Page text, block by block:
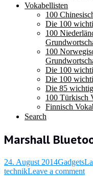
Vokabellisten
100
Die 100
100
100
Die 100
Die 100
Die 85
100 Türkisch
Finnisch
Search
Marshall
24. August 2014Gadgets
technikLeave a comment